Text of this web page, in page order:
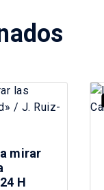
mirar
H